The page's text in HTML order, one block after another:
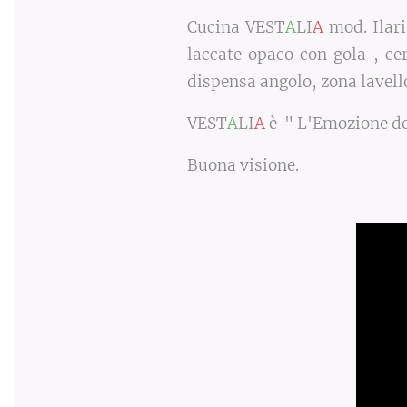
Cucina VESTALIAmod.
laccate opaco con gola ,
dispensa angolo, zona
VESTALIAè" L'Emozione
Buona visione.